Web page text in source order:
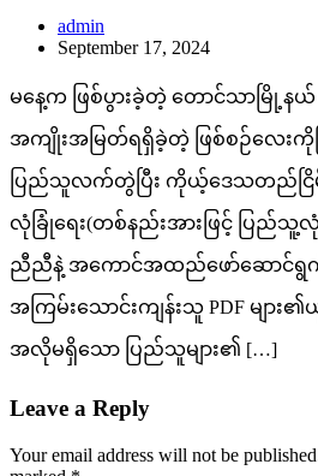
admin
September 17, 2024
မနေ့က ဖြစ်ပွားခဲ့တဲ့ တောင်သာမြို့နယ်
အကျိုးအမြတ်ရရှိခဲ့တဲ့ ဖြစ်စဉ်လေး
ပြည်သူလက်တွဲပြီး ကိုယ့်ဒေသတည်ငြိမ်အ
လုံခြုံရေး(တစ်နည်းအားဖြင့် ပြည်
ညီညီနဲ့ အကောင်အထည်ဖော်ဆောင်
အကြမ်းသောင်းကျန်းသူ PDF မျာ
အလိုမရှိသော ပြည်သူများ၏ […]
Leave a Reply
Your email address will not be